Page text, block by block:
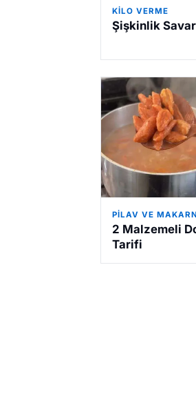
KILO VERME
Şişkinlik
PILAV VE
2 Malzemeli
Tarifi